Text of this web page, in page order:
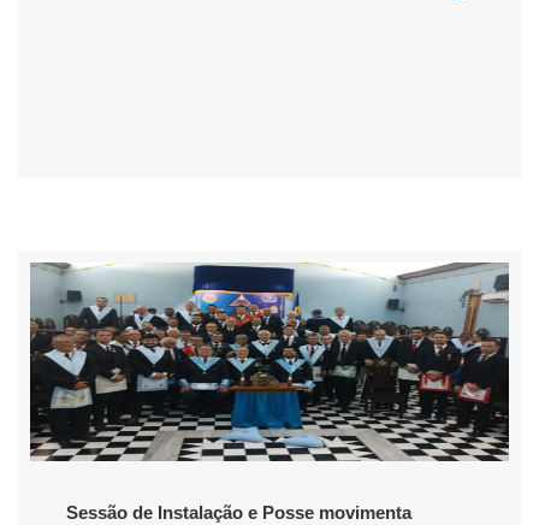
Sessão de Instalação e Posse movimenta